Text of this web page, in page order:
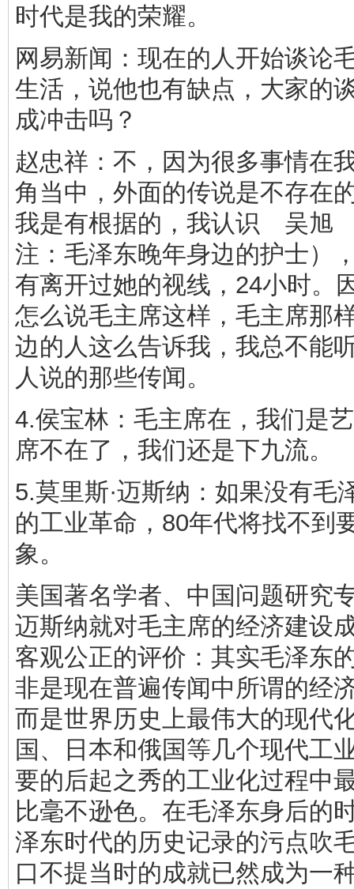
时代是我的荣耀。
网易新闻：现在的人开始谈论
生活，说他也有缺点，大家的
成冲击吗？
赵忠祥：不，因为很多事情在
角当中，外面的传说是不存在
我是有根据的，我认识 吴旭
注：毛泽东晚年身边的护士）
有离开过她的视线，24小时。
怎么说毛主席这样，毛主席那
边的人这么告诉我，我总不能
人说的那些传闻。
4.侯宝林：毛主席在，我们是
席不在了，我们还是下九流。
5.莫里斯·迈斯纳：如果没有毛
的工业革命，80年代将找不到
象。
美国著名学者、中国问题研究
迈斯纳就对毛主席的经济建设
客观公正的评价：其实毛泽东
非是现在普遍传闻中所谓的经
而是世界历史上最伟大的现代
国、日本和俄国等几个现代工
要的后起之秀的工业化过程中
比毫不逊色。在毛泽东身后的
泽东时代的历史记录的污点吹
口不提当时的成就已然成为